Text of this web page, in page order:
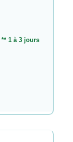
** 1 à 3 jours